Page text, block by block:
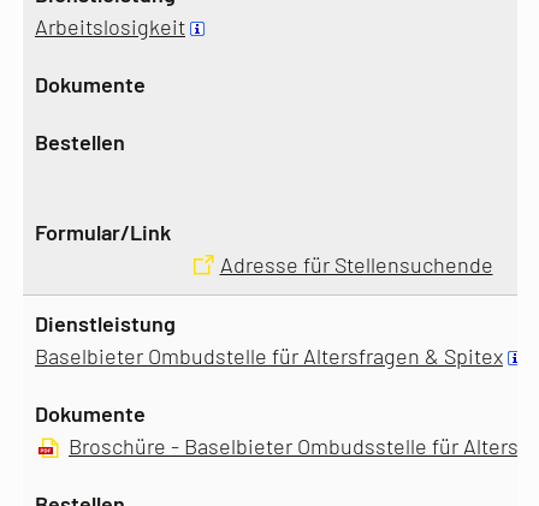
Arbeitslosigkeit
Adresse für Stellensuchende
Baselbieter Ombudstelle für Altersfragen & Spitex
Broschüre - Baselbieter Ombudsstelle für